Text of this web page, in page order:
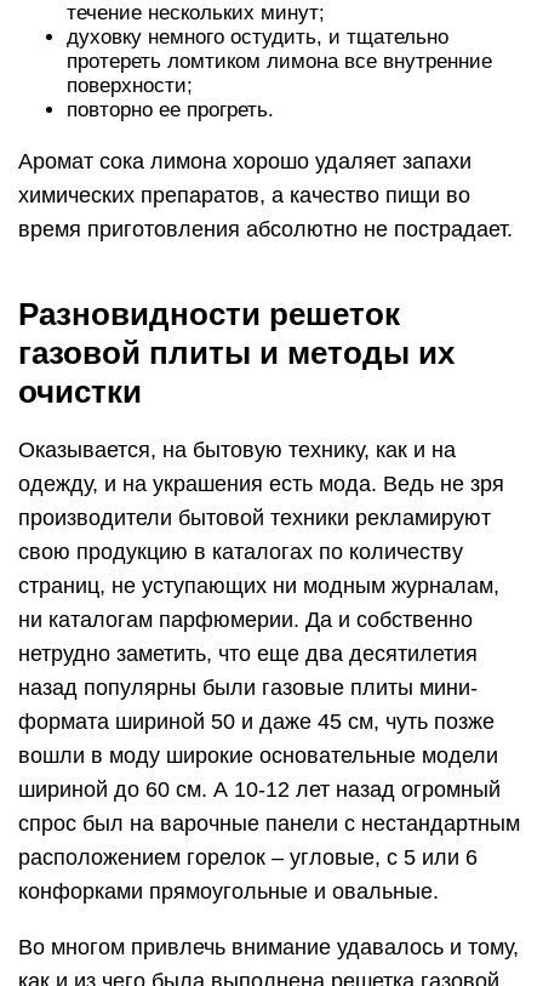
течение нескольких минут;
духовку немного остудить, и тщательно
протереть ломтиком лимона все внутренние
поверхности;
повторно ее прогреть.
Аромат сока лимона хорошо удаляет запахи
химических препаратов, а качество пищи во
время приготовления абсолютно не пострадает.
Разновидности решеток
газовой плиты и методы их
очистки
Оказывается, на бытовую технику, как и на
одежду, и на украшения есть мода. Ведь не зря
производители бытовой техники рекламируют
свою продукцию в каталогах по количеству
страниц, не уступающих ни модным журналам,
ни каталогам парфюмерии. Да и собственно
нетрудно заметить, что еще два десятилетия
назад популярны были газовые плиты мини-
формата шириной 50 и даже 45 см, чуть позже
вошли в моду широкие основательные модели
шириной до 60 см. А 10-12 лет назад огромный
спрос был на варочные панели с нестандартным
расположением горелок – угловые, с 5 или 6
конфорками прямоугольные и овальные.
Во многом привлечь внимание удавалось и тому,